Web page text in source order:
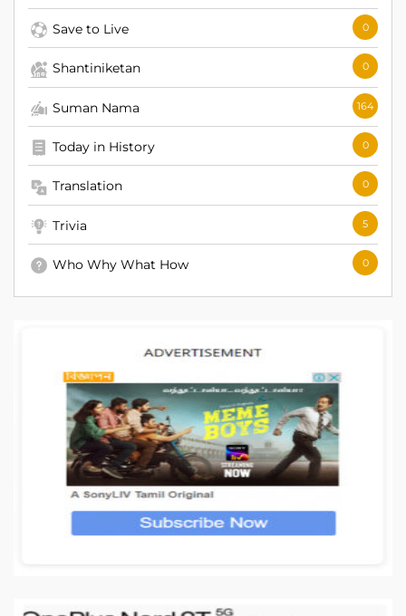
Save to Live 0
Shantiniketan 0
Suman Nama 164
Today in History 0
Translation 0
Trivia 5
Who Why What How 0